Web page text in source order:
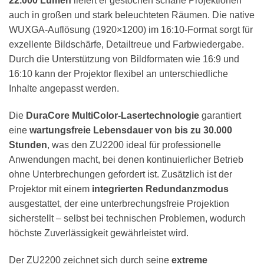
auch in großen und stark beleuchteten Räumen. Die native
WUXGA-Auflösung (1920×1200) im 16:10-Format sorgt für
exzellente Bildschärfe, Detailtreue und Farbwiedergabe.
Durch die Unterstützung von Bildformaten wie 16:9 und
16:10 kann der Projektor flexibel an unterschiedliche
Inhalte angepasst werden.
Die DuraCore MultiColor-Lasertechnologie garantiert
eine wartungsfreie Lebensdauer von bis zu 30.000
Stunden, was den ZU2200 ideal für professionelle
Anwendungen macht, bei denen kontinuierlicher Betrieb
ohne Unterbrechungen gefordert ist. Zusätzlich ist der
Projektor mit einem integrierten Redundanzmodus
ausgestattet, der eine unterbrechungsfreie Projektion
sicherstellt – selbst bei technischen Problemen, wodurch
höchste Zuverlässigkeit gewährleistet wird.
Der ZU2200 zeichnet sich durch seine extreme